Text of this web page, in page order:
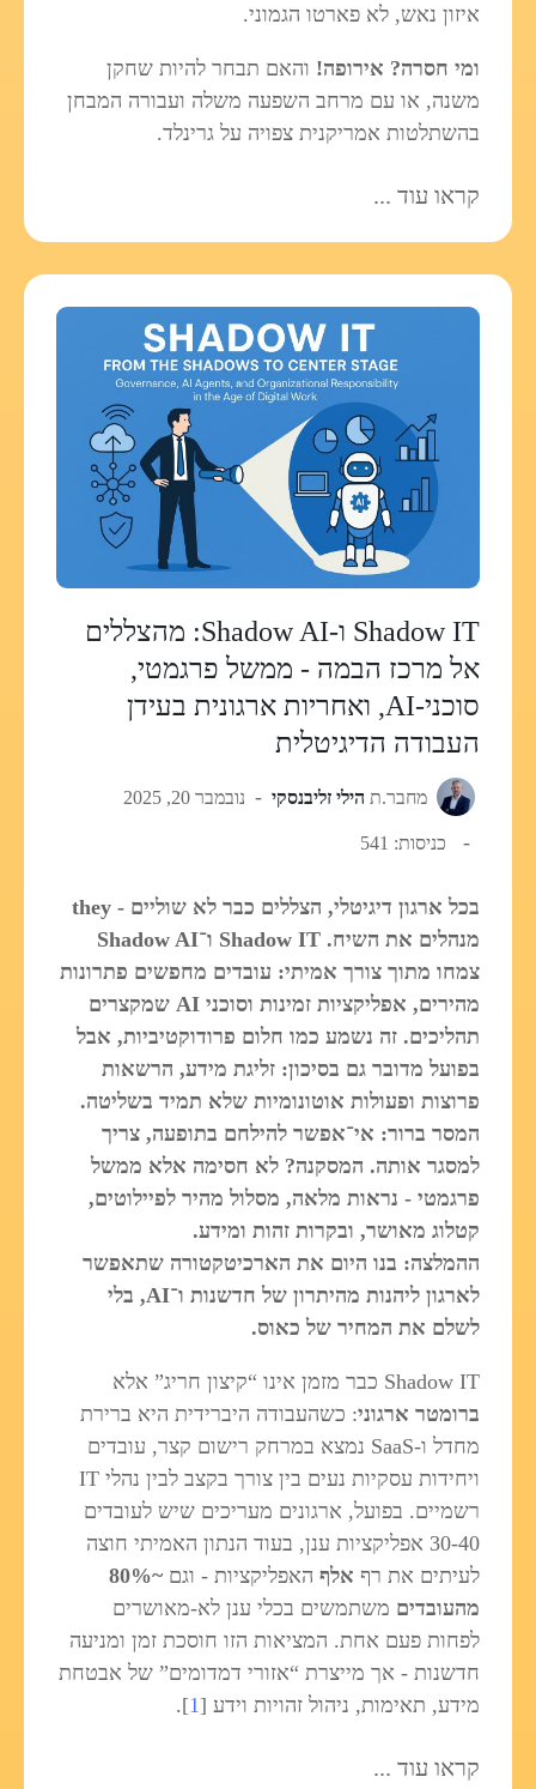
איזון נאש, לא פארטו הגמוני.
ומי חסרה? אירופה! והאם תבחר להיות שחקן
משנה, או עם מרחב השפעה משלה ועבורה המבחן
בהשתלטות אמריקנית צפויה על גרינלד.
קראו עוד ...
Shadow IT ו‑Shadow AI: מהצללים
אל מרכז הבמה - ממשל פרגמטי,
סוכני‑AI, ואחריות ארגונית בעידן
העבודה הדיגיטלית
מחבר.ת הילי זליבנסקי נובמבר 20, 2025
כניסות: 541
בכל ארגון דיגיטלי, הצללים כבר לא שוליים - they
מנהלים את השיח. Shadow IT ו־Shadow AI
צמחו מתוך צורך אמיתי: עובדים מחפשים פתרונות
מהירים, אפליקציות זמינות וסוכני AI שמקצרים
תהליכים. זה נשמע כמו חלום פרודוקטיביות, אבל
בפועל מדובר גם בסיכון: זליגת מידע, הרשאות
פרוצות ופעולות אוטונומיות שלא תמיד בשליטה.
המסר ברור: אי־אפשר להילחם בתופעה, צריך
למסגר אותה. המסקנה? לא חסימה אלא ממשל
פרגמטי - נראות מלאה, מסלול מהיר לפיילוטים,
קטלוג מאושר, ובקרות זהות ומידע.
ההמלצה: בנו היום את הארכיטקטורה שתאפשר
לארגון ליהנות מהיתרון של חדשנות ו־AI, בלי
לשלם את המחיר של כאוס.
Shadow IT כבר מזמן אינו “קיצון חריג” אלא
ברומטר ארגוני: כשהעבודה היברידית היא ברירת
מחדל ו‑SaaS נמצא במרחק רישום קצר, עובדים
ויחידות עסקיות נעים בין צורך בקצב לבין נהלי IT
רשמיים. בפועל, ארגונים מעריכים שיש לעובדים
30-40 אפליקציות ענן, בעוד הנתון האמיתי חוצה
לעיתים את רף אלף האפליקציות - וגם ~80%
מהעובדים משתמשים בכלי ענן לא‑מאושרים
לפחות פעם אחת. המציאות הזו חוסכת זמן ומניעה
חדשנות - אך מייצרת “אזורי דמדומים” של אבטחת
מידע, תאימות, ניהול זהויות וידע [1
].
קראו עוד ...